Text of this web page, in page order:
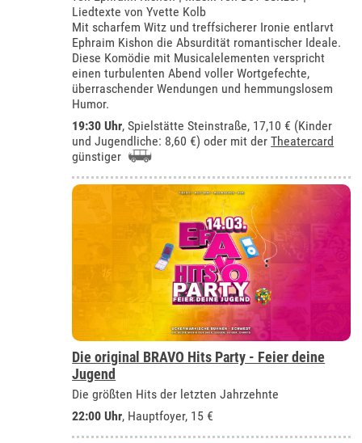
Liedtexte von Yvette Kolb
Mit scharfem Witz und treffsicherer Ironie entlarvt
Ephraim Kishon die Absurdität romantischer Ideale.
Diese Komödie mit Musicalelementen verspricht
einen turbulenten Abend voller Wortgefechte,
überraschender Wendungen und hemmungslosem
Humor.
19:30 Uhr, Spielstätte Steinstraße, 17,10 € (Kinder
und Jugendliche: 8,60 €) oder mit derTheatercard
günstiger
Die original BRAVO Hits Party - Feier deine
Jugend
Die größten Hits der letzten Jahrzehnte
22:00 Uhr, Hauptfoyer, 15 €